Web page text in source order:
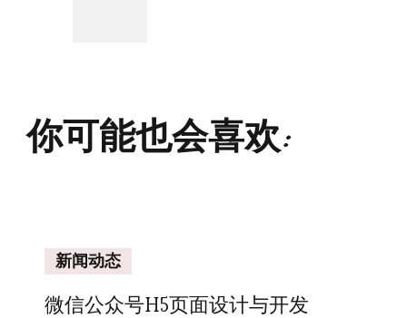
你可能也会喜欢:
新闻动态
微信公众号H5页面设计与开发